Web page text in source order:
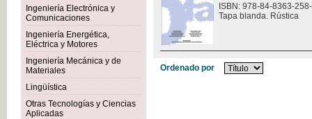
Ingeniería Electrónica y
Comunicaciones
Ingeniería Energética,
Eléctrica y Motores
Ingeniería Mecánica y de
Materiales
Lingüística
Otras Tecnologías y Ciencias
Aplicadas
ISBN: 978-84-8363-
Tapa blanda. Rústica
Ordenado por